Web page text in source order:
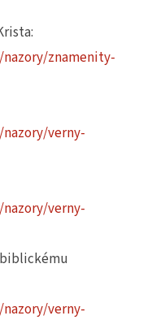
znamenity-
verny-
verny-
verny-